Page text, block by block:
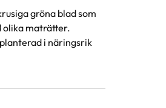
gröna blad som
olika maträtter.
i näringsrik